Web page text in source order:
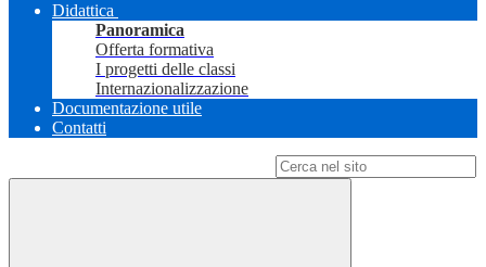
Didattica
Panoramica
Offerta formativa
I progetti delle classi
Internazionalizzazione
Documentazione utile
Contatti